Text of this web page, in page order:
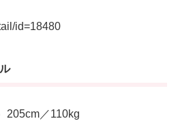
id=18480
205cm／110kg